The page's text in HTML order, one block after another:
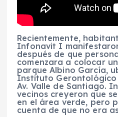
Recientemente,
Infonavit I
después de que
comenzara a colocar
parque Albino García,
Instituto Gerontológico
Av. Valle de Santiago.
vecinos creyeron que
en el área verde, pero
cuenta de que no era